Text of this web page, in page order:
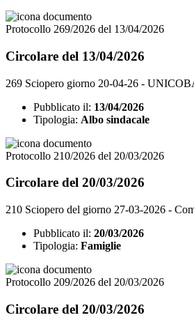
Protocollo 269/2026 del 13/04/2026
Circolare del 13/04/2026
269 Sciopero giorno 20-04-26 -
Pubblicato il: 13/04/2026
Tipologia: Albo sindacale
Protocollo 210/2026 del 20/03/2026
Circolare del 20/03/2026
210 Sciopero del giorno 27-03-2026 -
Pubblicato il: 20/03/2026
Tipologia: Famiglie
Protocollo 209/2026 del 20/03/2026
Circolare del 20/03/2026